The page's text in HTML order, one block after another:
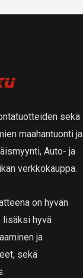
sekä
maahantuonti ja
Auto- ja
verkkokauppa.
on hyvän
lisäksi hyvä
ja
sekä